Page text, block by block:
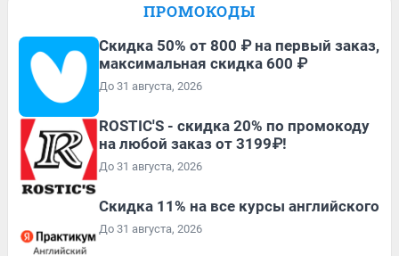
ПРОМОКОДЫ
Скидка 50% от 800 ₽ на первый заказ,
максимальная скидка 600 ₽
До 31 августа, 2026
ROSTIC'S - скидка 20% по промокоду
на любой заказ от 3199₽!
До 31 августа, 2026
Скидка 11% на все курсы английского
До 31 августа, 2026